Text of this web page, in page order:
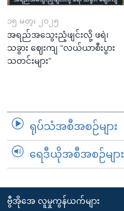
၁၅ မတ္၊ ၂၀၂၅
အရည်အသွေးညံ့ဖျင်းလို့ ဖရဲ၊
သခွား ဈေးကျ “လယ်ယာစီးပွား
သတင်းများ”
ရုပ်သံအစီအစဉ်များ
ရေဒီယိုအစီအစဉ်များ
ဗွီအိုအေ လူမှုကွန်ယက်များ